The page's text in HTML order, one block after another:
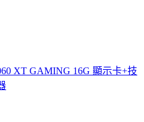
XT GAMING 16G 顯示卡+技